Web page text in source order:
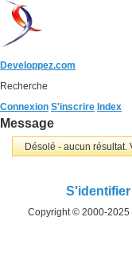
Developpez.com
Recherche
Connexion S'inscrire Index
Message
Désolé - aucun résultat.
S'identifier
Copyright © 2000-2025